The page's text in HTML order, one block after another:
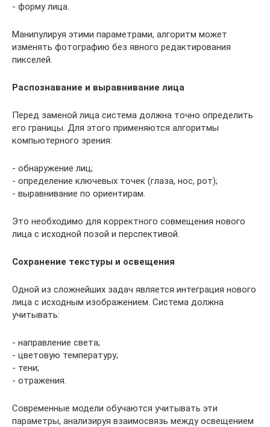
- форму лица.
Манипулируя этими параметрами, алгоритм может
изменять фотографию без явного редактирования
пикселей.
Распознавание и выравнивание лица
Перед заменой лица система должна точно определить
его границы. Для этого применяются алгоритмы
компьютерного зрения:
- обнаружение лиц;
- определение ключевых точек (глаза, нос, рот);
- выравнивание по ориентирам.
Это необходимо для корректного совмещения нового
лица с исходной позой и перспективой.
Сохранение текстуры и освещения
Одной из сложнейших задач является интеграция нового
лица с исходным изображением. Система должна
учитывать:
- направление света;
- цветовую температуру;
- тени;
- отражения.
Современные модели обучаются учитывать эти
параметры, анализируя взаимосвязь между освещением